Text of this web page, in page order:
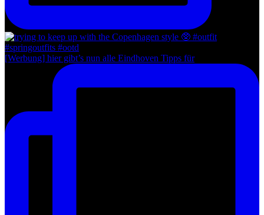
[Werbung] hier gibt’s nun alle Eindhoven Tipps für